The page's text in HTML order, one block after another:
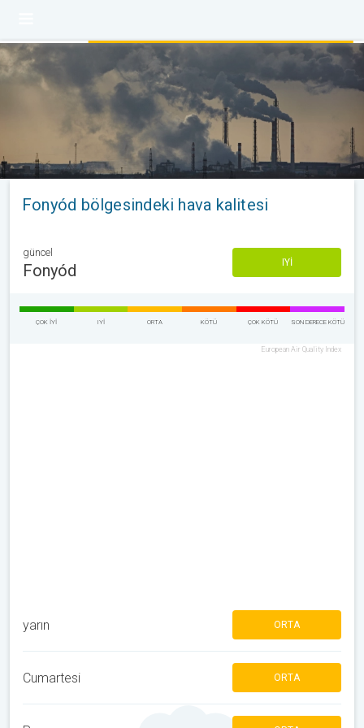
Fonyód bölgesindeki hava kalitesi
güncel
Fonyód IYI
ÇOK IYI IYI ORTA KÖTÜ ÇOK KÖTÜ SON DERECE KÖTÜ
European Air Quality Index
yarın ORTA
Cumartesi ORTA